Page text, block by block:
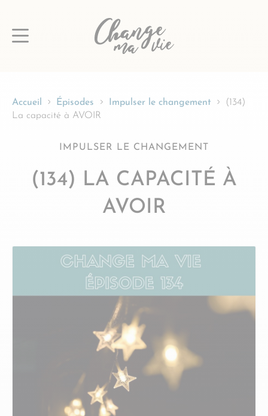
au
Accueil Épisodes Impulser le changement
(134)
La capacité à AVOIR
IMPULSER LE CHANGEMENT
(134) LA CAPACITÉ À
AVOIR